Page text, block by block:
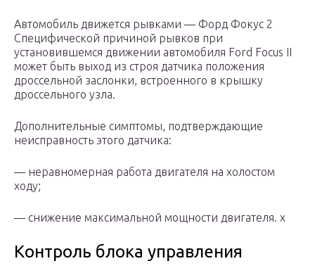
Автомобиль движется рывками — Форд Фокус 2
Специфической причиной рывков при
установившемся движении автомобиля Ford Focus II
может быть выход из строя датчика положения
дроссельной заслонки, встроенного в крышку
дроссельного узла.
Дополнительные симптомы, подтверждающие
неисправность этого датчика:
— неравномерная работа двигателя на холостом
ходу;
— снижение максимальной мощности двигателя. x
Контроль блока управления